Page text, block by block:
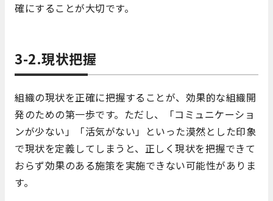
確にすることが大切です。
3-2.現状把握
組織の現状を正確に把握することが、効果的な組織開
発のための第一歩です。ただし、「コミュニケーショ
ンが少ない」「活気がない」といった漠然とした印象
で現状を定義してしまうと、正しく現状を把握できて
おらず効果のある施策を実施できない可能性がありま
す。